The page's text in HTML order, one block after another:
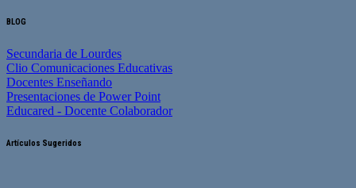
BLOG
Secundaria de Lourdes
Clio Comunicaciones Educativas
Docentes Enseñando
Presentaciones de Power Point
Educared - Docente Colaborador
Artículos Sugeridos